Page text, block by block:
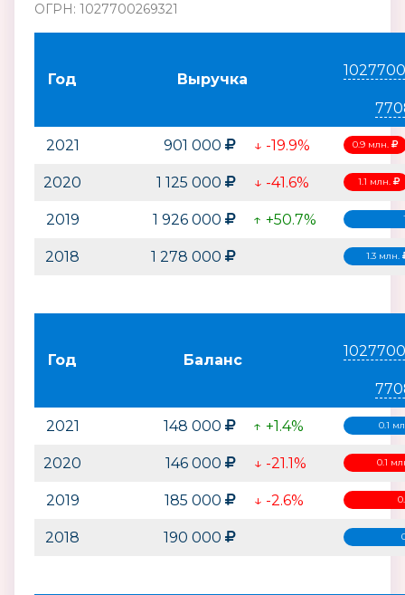
ОГРН: 1027700269321
Год Выручка
2021 901 000 ↓ -19.9% 0.9 млн.
2020 1 125 000 ↓ -41.6% 1.1 млн.
2019 1 926 000 ↑ +50.7%
2018 1 278 000 1.3 млн.
Год Баланс
2021 148 000 ↑ +1.4% 0.1
2020 146 000 ↓ -21.1% 0.1
2019 185 000 ↓ -2.6%
2018 190 000